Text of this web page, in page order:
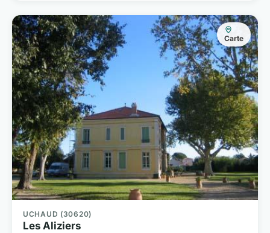
Carte
UCHAUD (30620)
Les Aliziers